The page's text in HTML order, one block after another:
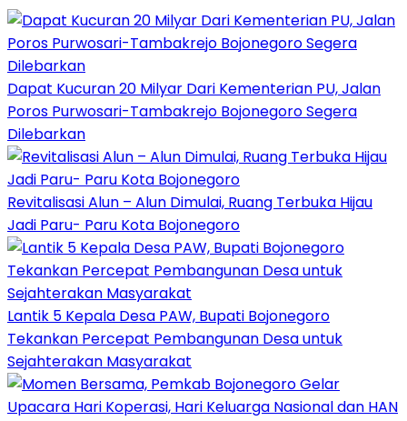
Dapat Kucuran 20 Milyar Dari Kementerian PU, Jalan
Poros Purwosari-Tambakrejo Bojonegoro Segera
Dilebarkan
Revitalisasi Alun – Alun Dimulai, Ruang Terbuka Hijau
Jadi Paru- Paru Kota Bojonegoro
Lantik 5 Kepala Desa PAW, Bupati Bojonegoro
Tekankan Percepat Pembangunan Desa untuk
Sejahterakan Masyarakat